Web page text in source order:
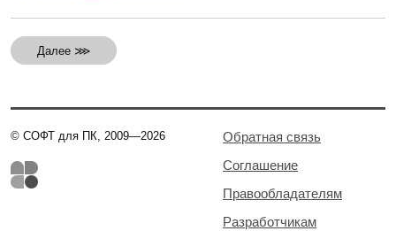
Далее ⋙
© СОФТ для ПК, 2009—2026
Обратная связь
Соглашение
Правообладателям
Разработчикам